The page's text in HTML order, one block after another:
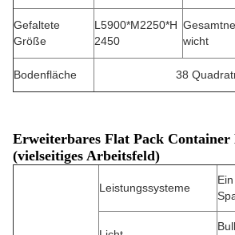
Gefaltete
Größe
L5900*M2250*H
2450
wicht
Bodenfläche 38
Erweiterbares Flat Pack Container
(vielseitiges Arbeitsfeld)
Leistungssysteme